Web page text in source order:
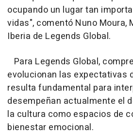
ocupando un lugar tan
vidas", comentó Nuno Moura,
Iberia de Legends Global.
Para Legends Global,
evolucionan las expectativas
resulta fundamental para
desempeñan actualmente el
la cultura como espacios de
bienestar emocional.